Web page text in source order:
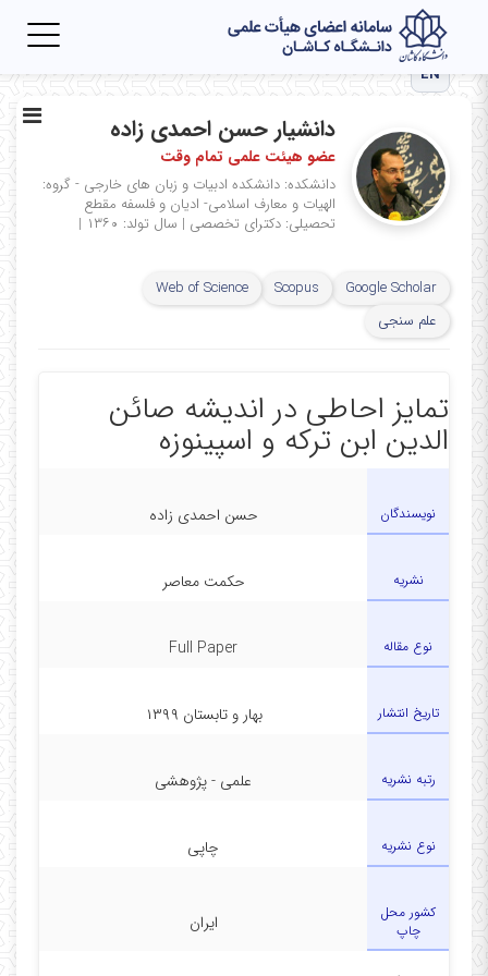
EN
دانشیار حسن احمدی زاده
عضو هیئت علمی تمام وقت
دانشکده: دانشکده ادبیات و زبان های خارجی - گروه:
الهیات و معارف اسلامی- ادیان و فلسفه مقطع
تحصیلی: دکترای تخصصی | سال تولد: ۱۳۶۰ |
Google Scholar
Scopus
Web of Science
علم سنجی
تمایز احاطی در اندیشه صائن
الدین ابن ترکه و اسپینوزه
نویسندگان حسن احمدی زاده
نشریه حکمت معاصر
نوع مقاله Full Paper
تاریخ انتشار بهار و تابستان ۱۳۹۹
رتبه نشریه علمی - پژوهشی
نوع نشریه چاپی
کشور محل
چاپ
ایران